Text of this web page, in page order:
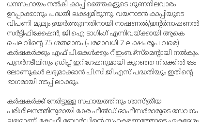
ധനസഹായം നല്‍കി കാപ്പിത്തൈകളുടെ ഗുണനിലവാരം
ഉറപ്പാക്കാനും പദ്ധതി ലക്ഷ്യമിടുന്നു. വയനാടന്‍ കാപ്പിയുടെ
വിപണി മൂല്യം ഉയര്‍ത്തുന്നതിനായി നാഷണല്‍/ഇന്റര്‍നാഷണല്‍
സര്‍ട്ടിഫിക്കേഷന്‍, ജി.ഐ ടാഗിംഗ് എന്നിവയ്ക്കായി ആകെ
ചെലവിന്റെ 75 ശതമാനം (പരമാവധി 2 ലക്ഷം രൂപ വരെ)
കര്‍ഷകര്‍ക്കും എഫ്.പി.ഒകള്‍ക്കും റീഇംബഴ്‌സ്‌മെന്റായി നല്‍കും.
പുനര്‍നടീലിനും ഡ്രിപ്പ് ഇറിഗേഷനുമായി കുറഞ്ഞ നിരക്കില്‍ ടേം
ലോണുകള്‍ ലഭ്യമാക്കാന്‍ പി.സി.ജി.എസ് പദ്ധതിയും ഇതിന്റെ
ഭാഗമായി നടപ്പിലാക്കും.
കര്‍ഷകര്‍ക്ക് നേരിട്ടുള്ള സഹായത്തിനും ശാസ്ത്രീയ
പരിശീലനത്തിനുമായി കേര ഫീല്‍ഡ് ഓഫീസര്‍മാരുടെ സേവനം